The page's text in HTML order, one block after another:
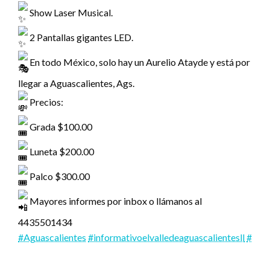
Show Laser Musical.
2 Pantallas gigantes LED.
En todo México, solo hay un Aurelio Atayde y está por
llegar a Aguascalientes, Ags.
Precios:
Grada $100.00
Luneta $200.00
Palco $300.00
Mayores informes por inbox o llámanos al
4435501434
#Aguascalientes #informativoelvalledeaguascalientesll